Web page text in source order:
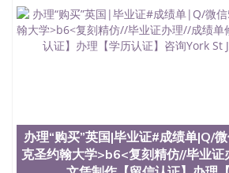
专业课程包括：会计学、MBA、财
程、经济、医学、护理、文学、音乐
学、美术、电子工程、天文学、农业
制、历史、电气工程、生物工程、建
信息，给出操作方案； 2、补充毕业
材料； 3、留服注册申请账号，付定
交时间，公司人员陪同客户本人一起
办理“购买”英国|毕业证#成绩单|Q/
克圣约翰大学>b6<复刻精仿//毕业证